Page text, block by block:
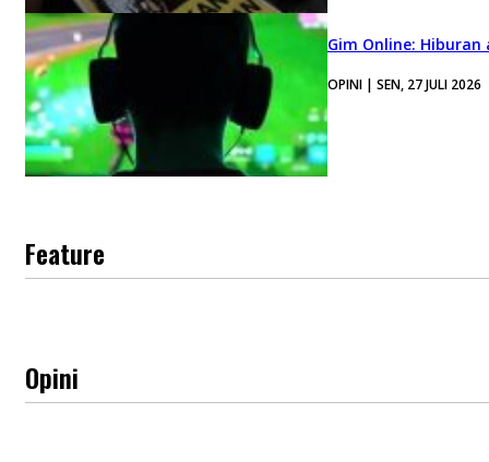
Gim Online:
OPINI | SEN, 27 JULI 2026
Feature
Opini